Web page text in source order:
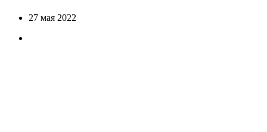
27 мая 2022